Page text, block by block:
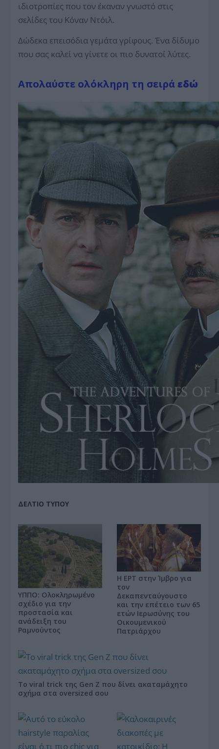
ιδιοτροπίες που τον έκαναν γνωστό στις
σελίδες του Κόναν Ντόιλ.
Δώδεκα επεισόδια γεμάτα γρίφους. Ένα δίδυμο
που σας καλεί να γίνετε οι πιο δυνατοί λύτες.
Απολαύστε ολόκληρη τη σειράεδώ
ΔΕΛΤΙΟ ΤΥΠΟΥ
ΥΠΠΟ: Ολοκληρωμένο
σχέδιο για την
προστασία και
ανάδειξη του
Ραμνούντος
Η ΕΡΤ στην Ίμβρο για
τον
Δεκαπενταύγουστο
και την επέτειο των 65
ετών Ιερωσύνης του
Οικουμενικού
Πατριάρχου
Το viral trick της Gen Z που δίνει ακαταμάχητο
σχήμα στα oversized σου